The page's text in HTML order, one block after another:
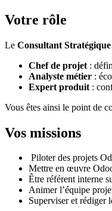
Votre rôle
Le Consultant
Chef de projet :
Analyste métier :
Expert produit :
Vous êtes ainsi le point de
Vos missions
Piloter des projets
Mettre en œuvre
Être référent interne
Animer l’équipe
Superviser et rédiger